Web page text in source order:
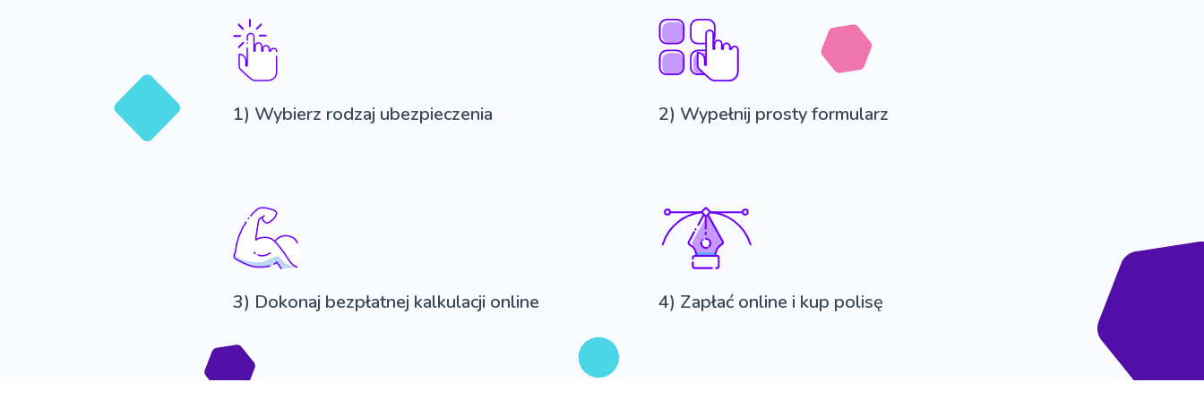
1) Wybierz rodzaj ubezpieczenia 2) Wypełnij prosty formularz
3) Dokonaj bezpłatnej kalkulacji online 4) Zapłać online i kup polisę